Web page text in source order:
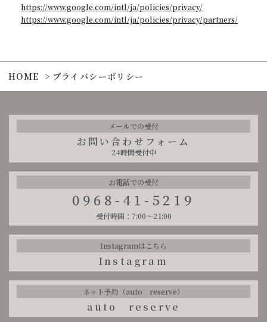
https://www.google.com/intl/ja/policies/privacy/
https://www.google.com/intl/ja/policies/privacy/partners/
HOME プライバシーポリシー
メールでの受付
お問い合わせフォーム
24時間受付中
お電話での受付
0968-41-5219
受付時間：7:00～21:00
Instagramはこちら
Instagram
ネット予約（auto reserve）
auto reserve